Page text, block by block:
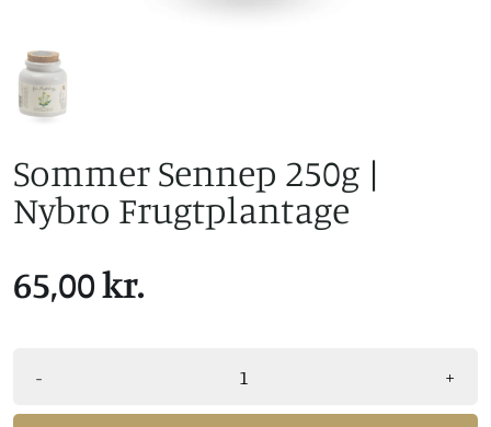
Sommer Sennep 250g |
Nybro Frugtplantage
65,00 kr.
- +